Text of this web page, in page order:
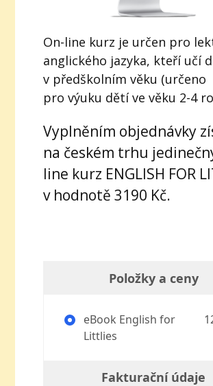
On-line kurz je určen pro
anglického jazyka, kteří učí
v předškolním věku (určeno
pro výuku dětí ve věku 2-4
Vyplněním objednávky
na českém trhu
line kurz ENGLISH FOR
v hodnotě 3190 Kč.
Položky a ceny
eBook English for
Littlies
Fakturační údaje